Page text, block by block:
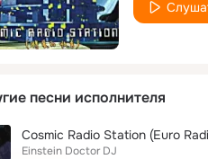
песни исполнителя
Cosmic Radio Station (Euro
Einstein Doctor DJ